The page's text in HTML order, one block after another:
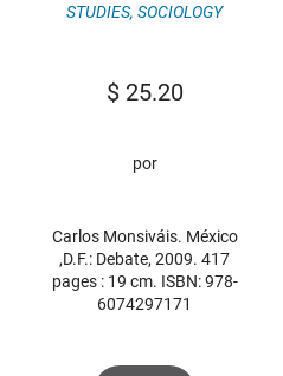
STUDIES, SOCIOLOGY
$25.20
por
Carlos Monsiváis. México
,D.F.: Debate, 2009. 417
pages : 19 cm. ISBN: 978-
6074297171